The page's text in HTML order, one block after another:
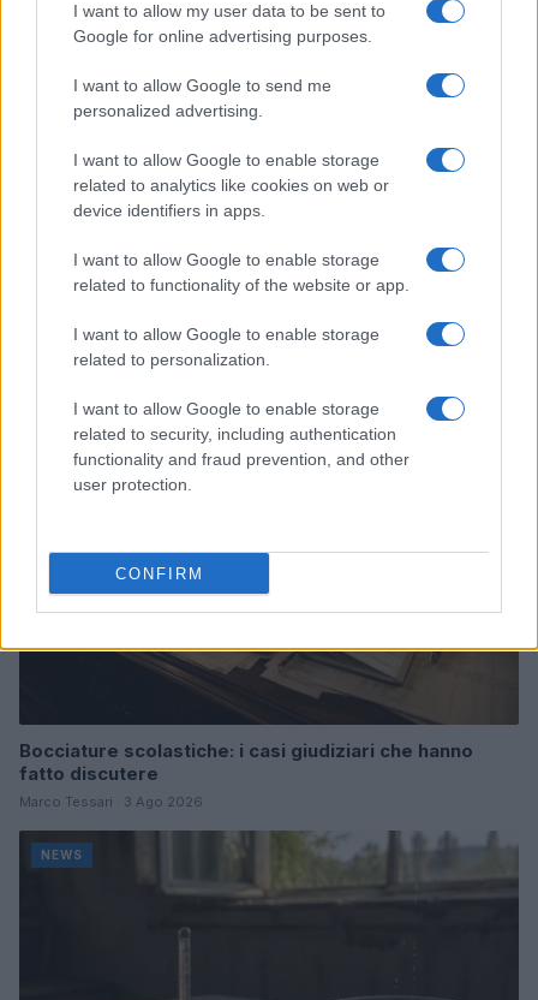
I want to allow my user data to be sent to
Google for online advertising purposes.
I want to allow Google to send me
personalized advertising.
I want to allow Google to enable storage
related to analytics like cookies on web or
device identifiers in apps.
I want to allow Google to enable storage
related to functionality of the website or app.
I want to allow Google to enable storage
related to personalization.
I want to allow Google to enable storage
related to security, including authentication
functionality and fraud prevention, and other
user protection.
CONFIRM
emozioni e canti
Marco Tessari · 3 Ago 2026
NEWS
Bocciature scolastiche: i casi giudiziari che hanno
fatto discutere
Marco Tessari · 3 Ago 2026
NEWS